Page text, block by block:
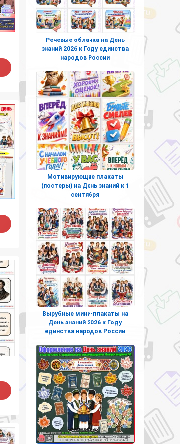
Речевые облачка на День
знаний 2026 к Году единства
народов России
Мотивирующие плакаты
(постеры) на День знаний к 1
сентября
Вырубные мини-плакаты на
День знаний 2026 к Году
единства народов России